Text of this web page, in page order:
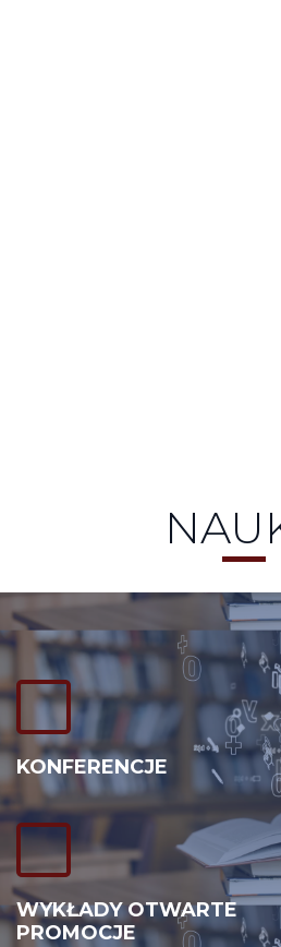
KONFERENCJE
WYKŁADY OTWARTE
PROMOCJE